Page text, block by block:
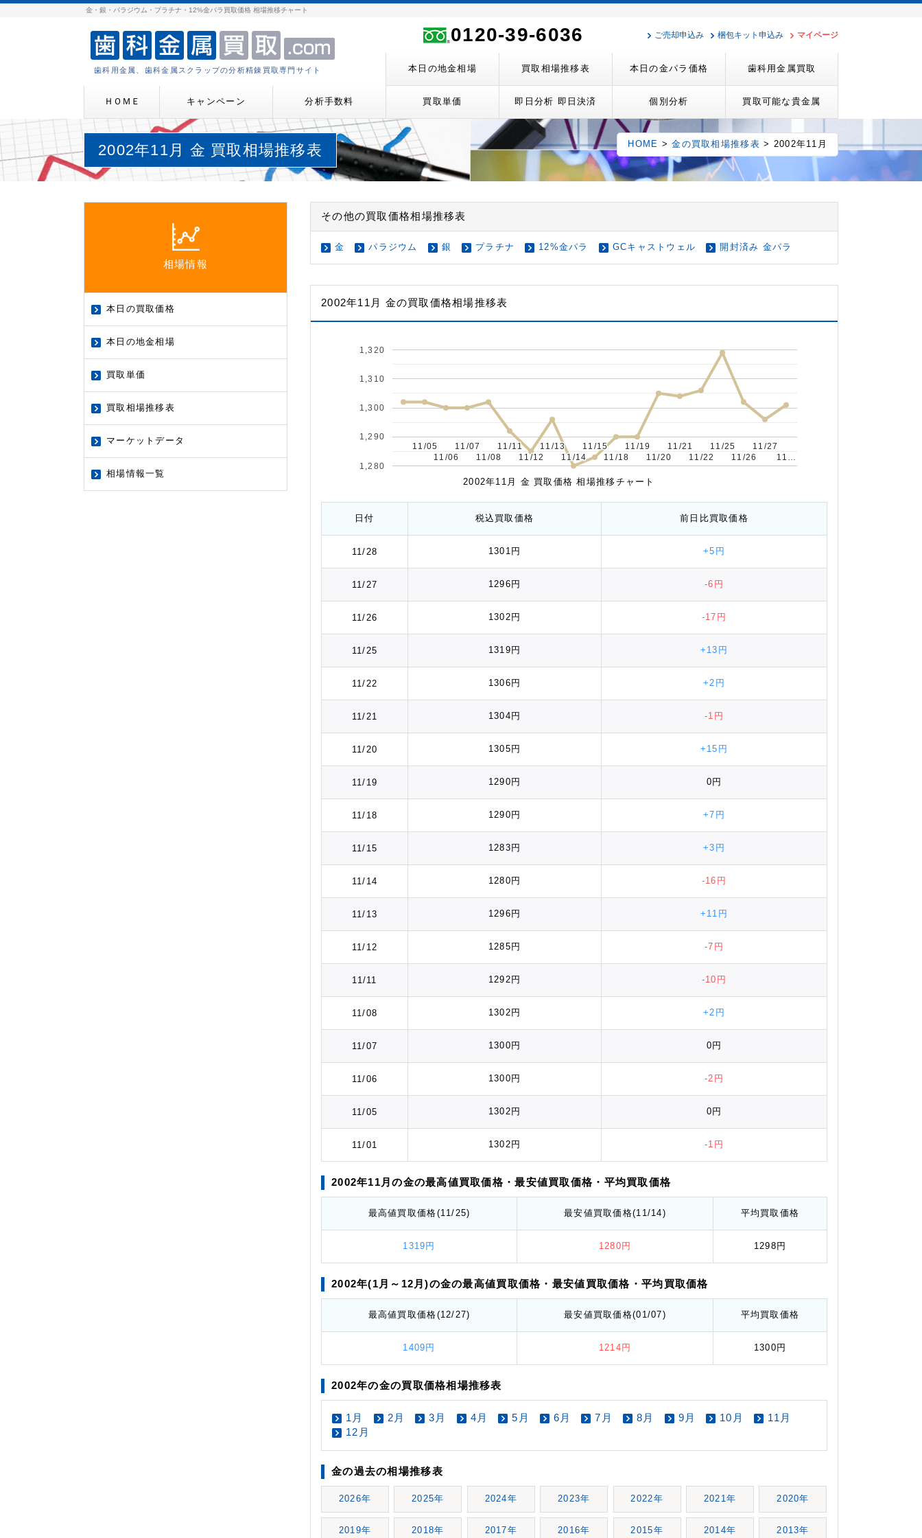
金・銀・パラジウム・プラチナ・12%金パラ買取価格 相場推移チャート
歯科用金属、歯科金属スクラップの分析精錬買取専門サイト
0120-39-6036 ご売却申込み 梱包キット申込み マイページ
本日の地金相場 買取相場推移表 本日の金パラ価格 歯科用金属買取
ＨＯＭＥ キャンペーン 分析手数料 買取単価 即日分析 即日決済 個別分析 買取可能な貴金属
2002年11月 金 買取相場推移表 HOME >金の買取相場推移表 > 2002年11月
その他の買取価格相場推移表
金 パラジウム 銀 プラチナ 12%金パラ GCキャストウェル 開封済み 金パラ
2002年11月 金の買取価格相場推移表
11/05
11/05
11/06
11/06
11/07
11/07
11/08
11/08
11/11
11/11
11/12
11/12
11/13
11/13
11/14
11/14
11/15
11/15
11/18
11/18
11/19
11/19
11/20
11/20
11/21
11/21
11/22
11/22
11/25
11/25
11/26
11/26
11/27
11/27
11…
11…
1,280
1,290
1,300
1,310
1,320
2002年11月 金 買取価格 相場推移チャート
日付 税込 買取価格 前日比買取価格
11/28 1301円 +5円
11/27 1296円 -6円
11/26 1302円 -17円
11/25 1319円 +13円
11/22 1306円 +2円
11/21 1304円 -1円
11/20 1305円 +15円
11/19 1290円 0円
11/18 1290円 +7円
11/15 1283円 +3円
11/14 1280円 -16円
11/13 1296円 +11円
11/12 1285円 -7円
11/11 1292円 -10円
11/08 1302円 +2円
11/07 1300円 0円
11/06 1300円 -2円
11/05 1302円 0円
11/01 1302円 -1円
2002年11月の金の最高値買取価格 ・最安値買取価格 ・平均買取価格
最高値買取価格(11/25) 最安値買取価格(11/14) 平均 買取価格
1319円 1280円 1298円
2002年(1月～12月)の金の最高値買取価格 ・最安値買取価格 ・平均買取価格
最高値買取価格(12/27) 最安値買取価格(01/07) 平均 買取価格
1409円 1214円 1300円
2002年の金の買取価格相場推移表
1月 2月 3月 4月 5月 6月 7月 8月 9月 10月
11月
12月
金の過去の相場推移表
2026年 2025年 2024年 2023年 2022年 2021年 2020年
2019年 2018年 2017年 2016年 2015年 2014年 2013年
相場情報
本日の買取価格
本日の地金相場
買取単価
買取相場推移表
マーケットデータ
相場情報一覧